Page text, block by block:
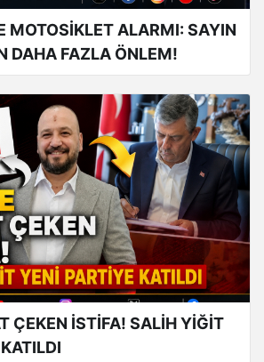
MOTOSİKLET ALARMI: SAYIN
DAHA FAZLA ÖNLEM!
ÇEKEN İSTİFA! SALİH YİĞİT